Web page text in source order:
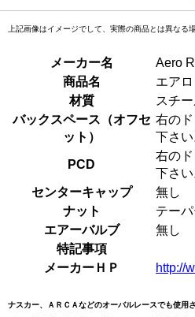
上記画像はイメージでして、実際の商品とは異なる
メーカー名
Aero
商品名
エア
材質
スチ
バックスペース（オフセ
ット）
右の
下さい
PCD
右の
下さい
センターキャップ
無し
ナット
テー
エアーバルブ
無し
特記事項
メーカーＨＰ
http://
ナスカー、ＡＲＣＡなどのオーバルレースでも使用